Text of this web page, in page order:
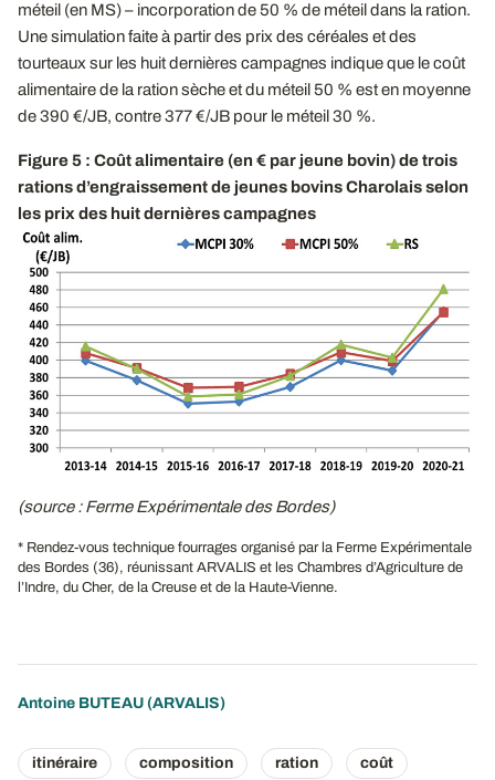
méteil (en MS) – incorporation de 50 % de méteil dans la ration.
Une simulation faite à partir des prix des céréales et des
tourteaux sur les huit dernières campagnes indique que le coût
alimentaire de la ration sèche et du méteil 50 % est en moyenne
de 390 €/JB, contre 377 €/JB pour le méteil 30 %.
Figure 5 : Coût alimentaire (en € par jeune bovin) de trois
rations d’engraissement de jeunes bovins Charolais selon
les prix des huit dernières campagnes
(source : Ferme Expérimentale des Bordes)
* Rendez-vous technique fourrages organisé par la Ferme Expérimentale
des Bordes (36), réunissant ARVALIS et les Chambres d’Agriculture de
l’Indre, du Cher, de la Creuse et de la Haute-Vienne.
Antoine BUTEAU (ARVALIS)
itinéraire composition ration coût